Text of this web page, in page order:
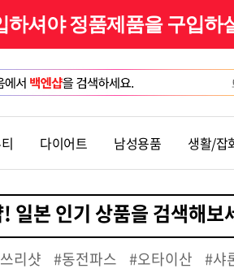
하셔야 정품제품을 구입하
다이어트 남성용품 생활/잡
리샷 #동전파스 #오타이산 #샤